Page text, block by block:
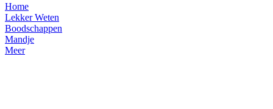
Home
Lekker Weten
Boodschappen
Mandje
Meer